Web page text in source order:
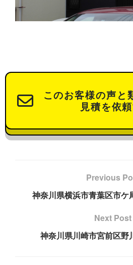
このお客様の声と
見積を依
Previous
神奈川県横浜市青葉区市
Next Post
神奈川県川崎市宮前区